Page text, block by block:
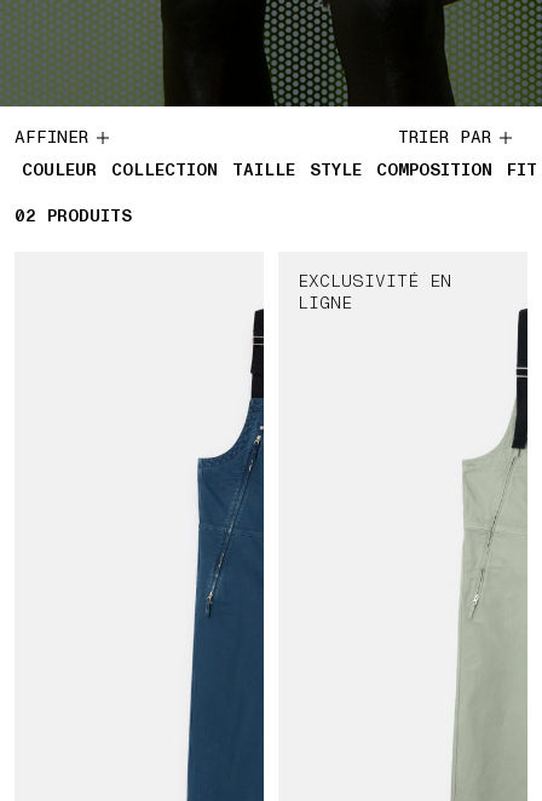
AFFINER
COULEUR
COLLECTION TAILLE STYLE COMPOSITION FIT
TRIER PAR
02 2 PRODUITS
PRODUITS
EXCLUSIVITÉ EN
LIGNE